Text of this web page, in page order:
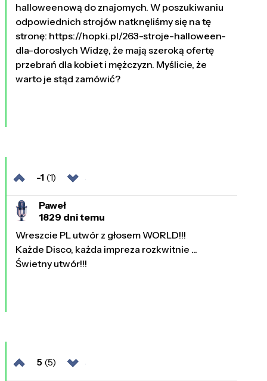
halloweenową do znajomych. W poszukiwaniu
odpowiednich strojów natknęliśmy się na tę
stronę: https://hopki.pl/263-stroje-halloween-
dla-doroslych Widzę, że mają szeroką ofertę
przebrań dla kobiet i mężczyzn. Myślicie, że
warto je stąd zamówić?
-1(1)
Paweł
1829 dni temu
Wreszcie PL utwór z głosem WORLD!!!
Każde Disco, każda impreza rozkwitnie ...
Świetny utwór!!!
5 (5)